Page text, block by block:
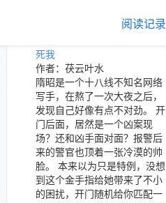
阅读记录
死我
作者：茯云叶水
隋昭是一个十八线不知名网络
写手，在熬了一次大夜之后，
发现自己好像有点不对劲。 开
门后面，居然是一个凶案现
场？还和凶手面对面？报警后
来的警官也顶着一张冷漠的帅
脸。 本来以为只是特例，没想
到这个金手指给她带来了不小
的困扰，开门随机给你匹配一